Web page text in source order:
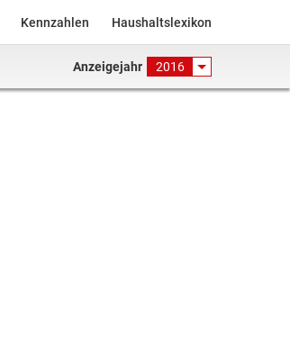
Kennzahlen Haushaltslexikon
Anzeigejahr 2016